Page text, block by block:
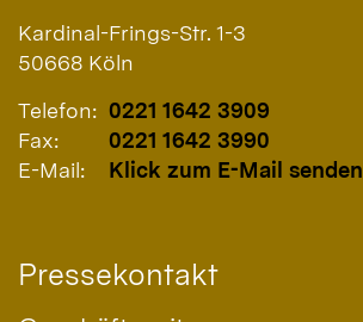
Kardinal-Frings-Str. 1-3
50668 Köln
Telefon: 0221 1642 3909
Fax:
0221 1642 3990
E-Mail:
Klick zum E-Mail senden
Pressekontakt